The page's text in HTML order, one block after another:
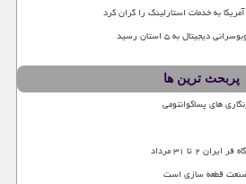
به خدمات استارلینک را گران کرد
به ۵ استان رسید
پربحث ترین ها
های پساکوانتومی
۲ تا ۳۱ مرداد
قطعه سازی است